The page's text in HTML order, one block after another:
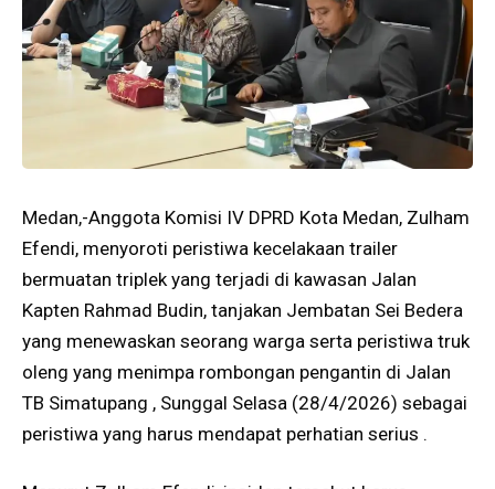
Medan,-Anggota Komisi IV DPRD Kota Medan, Zulham
Efendi, menyoroti peristiwa kecelakaan trailer
bermuatan triplek yang terjadi di kawasan Jalan
Kapten Rahmad Budin, tanjakan Jembatan Sei Bedera
yang menewaskan seorang warga serta peristiwa truk
oleng yang menimpa rombongan pengantin di Jalan
TB Simatupang , Sunggal Selasa (28/4/2026) sebagai
peristiwa yang harus mendapat perhatian serius .